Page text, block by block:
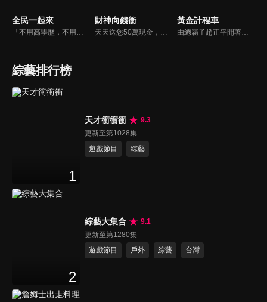
全民一起來
「不用高學歷，不用會答題，全民一起來，獎金拿不完！」《全民一起來》是一檔結合手機遊戲的大型現場直播益智節目，「記憶、觀察、反應、平衡、敏捷...」，多道關卡考驗挑戰者的多元智能及體能，見證藝人明星各項不可思議的挑戰。
財神向錢衝
天天送您50萬現金，還有汽車大獎！不考智力、體力，挑戰家人、同事、同學、朋友互相了解的成渡和共同生活經驗。快來參加《財神向前衝》大獎通通送給您。
黃金計程車
由總霸子趙正平開著計程車在街頭隨機找尋搭車路人，進行機智問答，如果十題答對就可以拿走金元寶！如果沒有答對，就把當前獎金減一個0然後發放！另外節目中總霸子趙正平還會帶我們遍尋美食名景。
綜藝排行榜
1
天才衝衝衝
9.3
更新至第1028集
遊戲節目
綜藝
2
綜藝大集合
9.1
更新至第1280集
遊戲節目
戶外 綜藝 台灣